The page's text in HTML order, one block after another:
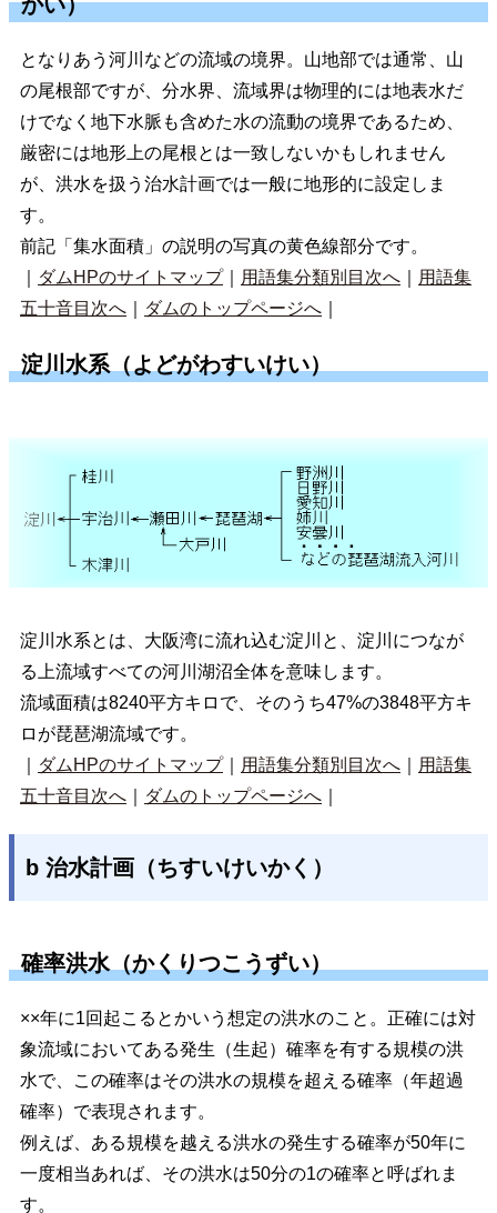
となりあう河川などの流域の境界。山地部では通常、山
の尾根部ですが、分水界、流域界は物理的には地表水だ
けでなく地下水脈も含めた水の流動の境界であるため、
厳密には地形上の尾根とは一致しないかもしれません
が、洪水を扱う治水計画では一般に地形的に設定しま
す。
前記「集水面積」の説明の写真の黄色線部分です。
ダムHPのサイトマップ｜ 用語集分類別目次へ
用語集
五十音目次へ
ダムのトップページへ
淀川水系（よどがわすいけい）
淀川水系とは、大阪湾に流れ込む淀川と、淀川につなが
る上流域すべての河川湖沼全体を意味します。
流域面積は8240平方キロで、そのうち47%の3848平方キ
ロが琵琶湖流域です。
ダムHPのサイトマップ｜ 用語集分類別目次へ
用語集
五十音目次へ
ダムのトップページへ
b 治水計画（ちすいけいかく）
確率洪水（かくりつこうずい）
××年に1回起こるとかいう想定の洪水のこと。正確には対
象流域においてある発生（生起）確率を有する規模の洪
水で、この確率はその洪水の規模を超える確率（年超過
確率）で表現されます。
例えば、ある規模を越える洪水の発生する確率が50年に
一度相当あれば、その洪水は50分の1の確率と呼ばれま
す。